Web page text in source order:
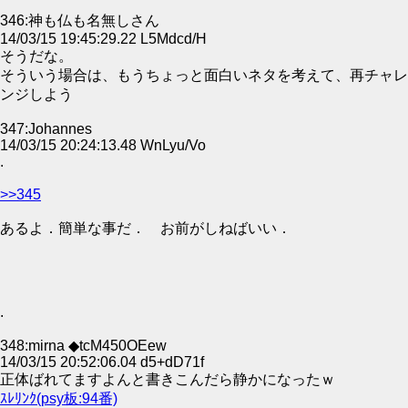
346:神も仏も名無しさん
14/03/15 19:45:29.22 L5Mdcd/H
そうだな。
そういう場合は、もうちょっと面白いネタを考えて、再チャレ
ンジしよう
347:Johannes
14/03/15 20:24:13.48 WnLyu/Vo
.
>>345
あるよ．簡単な事だ． お前がしねばいい．
.
348:mirna ◆tcM450OEew
14/03/15 20:52:06.04 d5+dD71f
正体ばれてますよんと書きこんだら静かになったｗ
ｽﾚﾘﾝｸ(psy板:94番)